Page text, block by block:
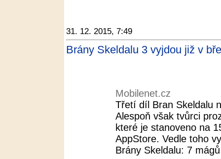
31. 12. 2015, 7:49
Brány Skeldalu 3 vyjdou již v
Mobilenet.cz
Třetí díl Bran Skeldalu
Alespoň však tvůrci
které je stanoveno na
AppStore. Vedle toho
Brány Skeldalu: 7